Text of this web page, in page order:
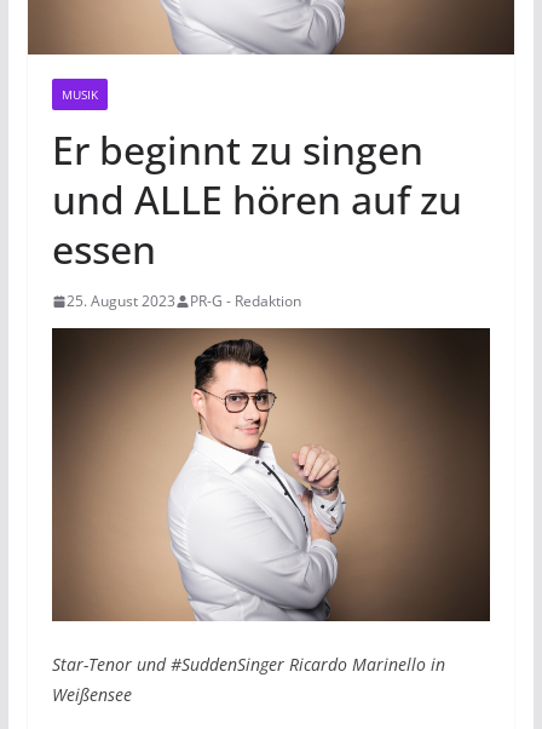
MUSIK
Er beginnt zu singen
und ALLE hören auf zu
essen
25. August 2023 PR-G - Redaktion
Star-Tenor und #SuddenSinger Ricardo Marinello in
Weißensee